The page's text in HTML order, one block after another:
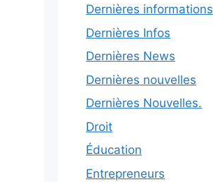
Dernières informations
Dernières Infos
Dernières News
Dernières nouvelles
Dernières Nouvelles.
Droit
Éducation
Entrepreneurs